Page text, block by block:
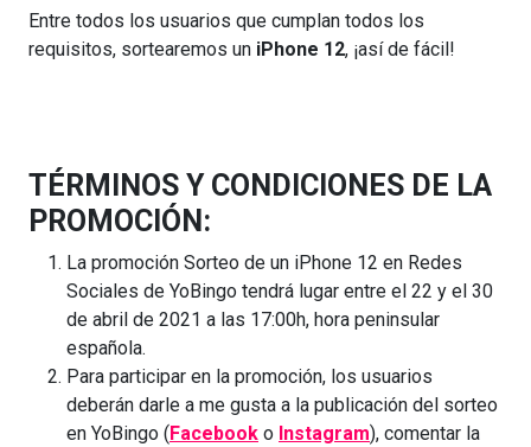
Entre todos los usuarios que cumplan todos los
requisitos, sortearemos un iPhone 12, ¡así de fácil!
TÉRMINOS Y CONDICIONES DE LA
PROMOCIÓN:
La promoción Sorteo de un iPhone 12 en Redes
Sociales de YoBingo tendrá lugar entre el 22 y el 30
de abril de 2021 a las 17:00h, hora peninsular
española.
Para participar en la promoción, los usuarios
deberán darle a me gusta a la publicación del sorteo
en YoBingo ( Facebook o Instagram), comentar la